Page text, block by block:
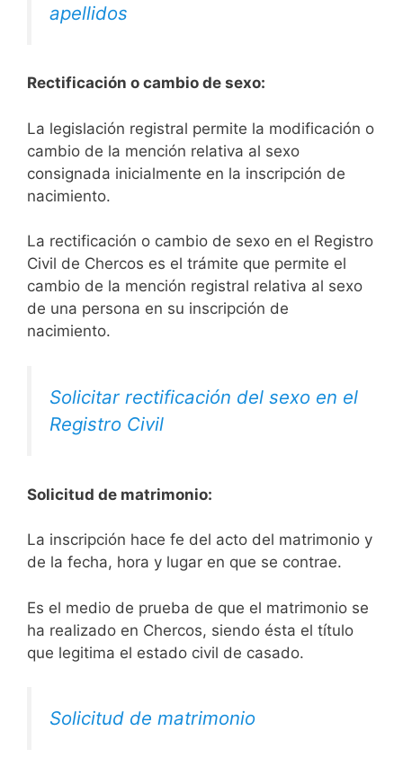
apellidos
Rectificación o cambio de sexo:
La legislación registral permite la modificación o
cambio de la mención relativa al sexo
consignada inicialmente en la inscripción de
nacimiento.
La rectificación o cambio de sexo en el Registro
Civil de Chercos es el trámite que permite el
cambio de la mención registral relativa al sexo
de una persona en su inscripción de
nacimiento.
Solicitar rectificación del sexo en el
Registro Civil
Solicitud de matrimonio:
La inscripción hace fe del acto del matrimonio y
de la fecha, hora y lugar en que se contrae.
Es el medio de prueba de que el matrimonio se
ha realizado en Chercos, siendo ésta el título
que legitima el estado civil de casado.
Solicitud de matrimonio